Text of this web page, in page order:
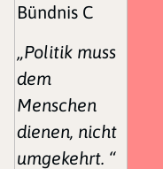
Bündnis C
„Politik muss
dem
Menschen
dienen, nicht
umgekehrt. “